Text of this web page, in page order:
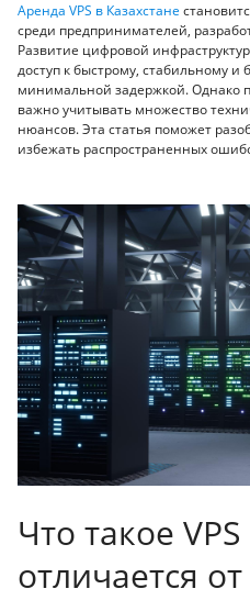
Аренда VPS в Казахстане
среди предпринимателей,
Развитие цифровой
доступ к быстрому, стабильному и
минимальной задержкой. Однако
важно учитывать множество
нюансов. Эта статья поможет
избежать распространенных
Что такое
отличается от